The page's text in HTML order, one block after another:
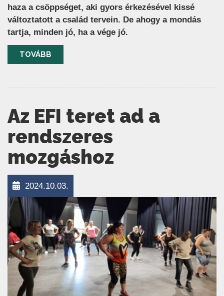
haza a csöppséget, aki gyors érkezésével kissé
változtatott a család tervein. De ahogy a mondás
tartja, minden jó, ha a vége jó.
TOVÁBB
Az EFI teret ad a
rendszeres
mozgáshoz
2024.10.03.